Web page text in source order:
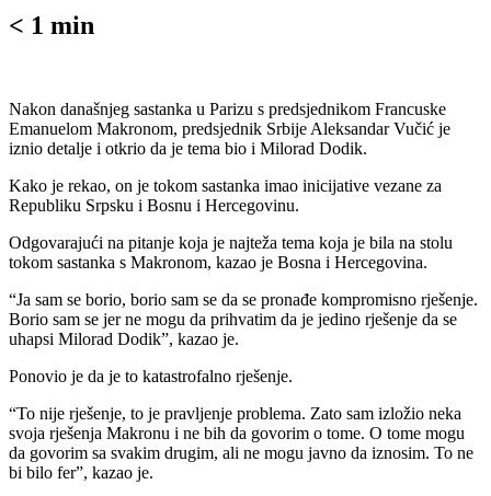
< 1 min
Nakon današnjeg sastanka u Parizu s predsjednikom Francuske
Emanuelom Makronom, predsjednik Srbije Aleksandar Vučić je
iznio detalje i otkrio da je tema bio i Milorad Dodik.
Kako je rekao, on je tokom sastanka imao inicijative vezane za
Republiku Srpsku i Bosnu i Hercegovinu.
Odgovarajući na pitanje koja je najteža tema koja je bila na stolu
tokom sastanka s Makronom, kazao je Bosna i Hercegovina.
“Ja sam se borio, borio sam se da se pronađe kompromisno rješenje.
Borio sam se jer ne mogu da prihvatim da je jedino rješenje da se
uhapsi Milorad Dodik”, kazao je.
Ponovio je da je to katastrofalno rješenje.
“To nije rješenje, to je pravljenje problema. Zato sam izložio neka
svoja rješenja Makronu i ne bih da govorim o tome. O tome mogu
da govorim sa svakim drugim, ali ne mogu javno da iznosim. To ne
bi bilo fer”, kazao je.